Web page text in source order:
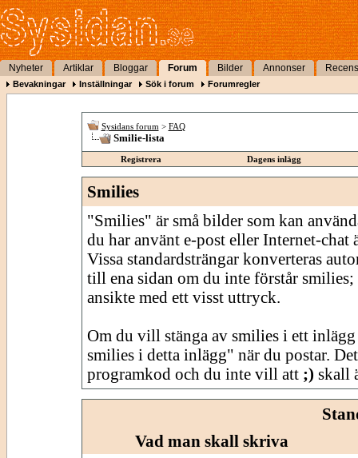
Nyheter Artiklar Bloggar Forum Bilder Annonser
Bevakningar Inställningar Sök i forum Forumregler
Sysidans forum > FAQ
Smilie-lista
Registrera Dagens inlägg
Smilies
"Smilies" är små bilder som kan
du har använt e-post eller Internet-
Vissa standardsträngar konverteras
till ena sidan om du inte förstår
ansikte med ett visst uttryck.
Om du vill stänga av smilies i ett
smilies i detta inlägg" när du postar.
programkod och du inte vill att ;) skall
Vad man skall skriva